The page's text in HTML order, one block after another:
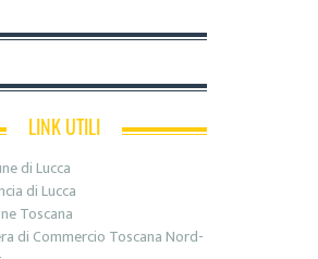
LINK UTILI
di Lucca
di Lucca
Toscana
di Commercio Toscana Nord-